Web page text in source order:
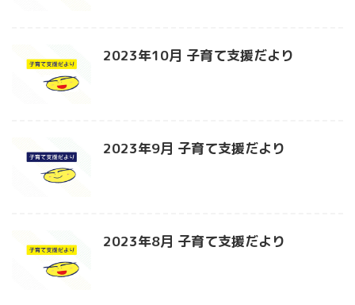
2023年10月 子育て支援だより
2023年9月 子育て支援だより
2023年8月 子育て支援だより